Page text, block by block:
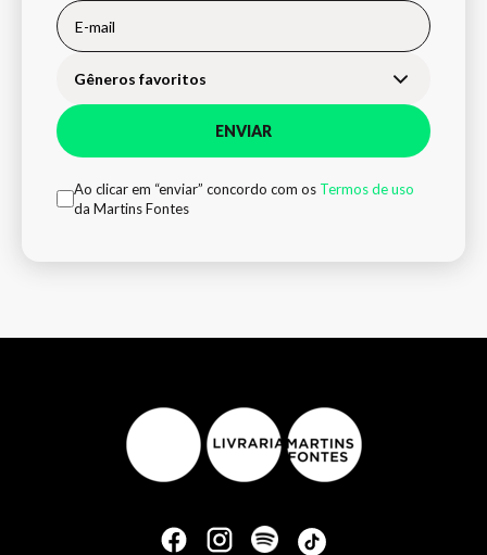
Gêneros favoritos
ENVIAR
Ao clicar em “enviar” concordo com os Termos de uso
da Martins Fontes